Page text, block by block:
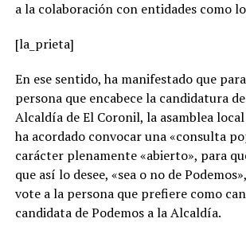
a la colaboración con entidades como
[la_prieta]
En ese sentido, ha manifestado que
persona que encabece la candidatura
Alcaldía de El Coronil, la asamblea
ha acordado convocar una «consulta
carácter plenamente «abierto», para
que así lo desee, «sea o no de
vote a la persona que prefiere como
candidata de Podemos a la Alcaldía.